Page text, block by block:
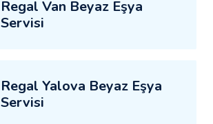
Regal Van Beyaz Eşya
Servisi
Regal Yalova Beyaz Eşya
Servisi